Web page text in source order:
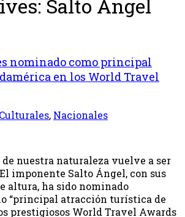
Salto Ángel
nominado como principal
en los World Travel
Culturales, Nacionales
de nuestra naturaleza vuelve a ser
imponente Salto Ángel, con sus
altura, ha sido nominado
“principal atracción turística de
prestigiosos World Travel Awards